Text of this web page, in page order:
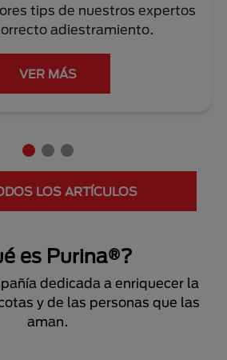
tips de nuestros expertos
adiestramiento.
VER MÁS
LOS ARTÍCULOS
es Purina®?
dedicada a enriquecer la
y de las personas que las
aman.